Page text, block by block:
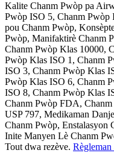
Kalite Chanm Pwòp pa
Pwòp ISO 5, Chanm Pwòp
pou Chanm Pwòp,
Pwòp, Manifaktirè Chanm
Chanm Pwòp Klas 10000,
Pwòp Klas ISO 1, Chanm
ISO 3, Chanm Pwòp Klas
Pwòp Klas ISO 6, Chanm
ISO 8, Chanm Pwòp Klas
Chanm Pwòp FDA,
USP 797, Medikaman
Chanm Pwòp,
Inite Manyen Lè Chanm
Tout dwa rezève.